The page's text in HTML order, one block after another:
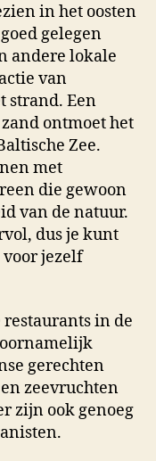
in het oosten
gelegen
andere lokale
van
strand. Een
ontmoet het
Zee.
met
die gewoon
van de natuur.
dus je kunt
jezelf
in de
gerechten
zeevruchten
zijn ook genoeg